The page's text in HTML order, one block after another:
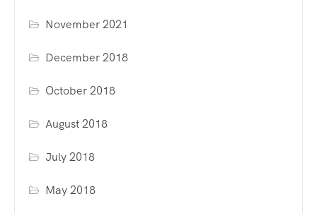
November 2021
December 2018
October 2018
August 2018
July 2018
May 2018